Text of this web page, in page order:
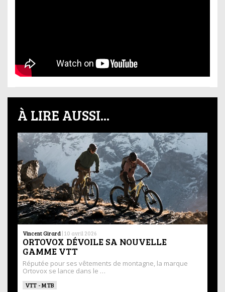
À LIRE AUSSI...
Vincent Girard | 10 avril 2026
ORTOVOX DÉVOILE SA NOUVELLE
GAMME VTT
Réputée pour ses vêtements de montagne, la marque
Ortovox se lance dans le …
VTT - MTB